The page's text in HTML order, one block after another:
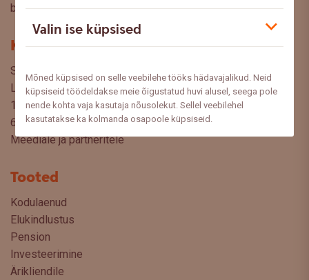
Valin ise küpsised
Mõned küpsised on selle veebilehe tööks hädavajalikud. Neid
küpsiseid töödeldakse meie õigustatud huvi alusel, seega pole
nende kohta vaja kasutaja nõusolekut. Sellel veebilehel
kasutatakse ka kolmanda osapoole küpsiseid.
blogist lugeda sooviksite: meedia@swedbank.ee.
Kontakt
Swedbank AS
Liivalaia 34
15040 Tallinn, Estonia
6310 310
Meediale ja partneritele
Tooted
Kodulaenud
Elukindlustus
Pension
Investeerimine
Ärikliendile